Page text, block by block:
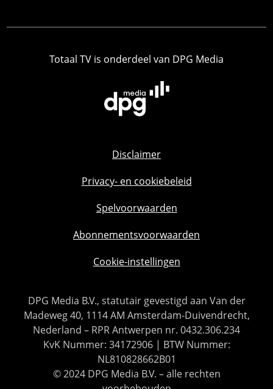
Totaal TV is onderdeel van DPG Media
Disclaimer
Privacy- en cookiebeleid
Spelvoorwaarden
Abonnementsvoorwaarden
Cookie-instellingen
DPG Media B.V., statutair gevestigd aan Van der
Madeweg 40, 1114 AM Amsterdam-Duivendrecht,
Nederland – RPR Antwerpen nr. 0432.306.234
KvK Nummer: 34172906 | BTW Nummer:
NL810828662B01
© 2024 DPG Media B.V. – alle rechten